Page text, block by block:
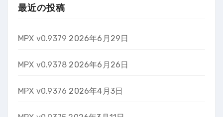
最近の投稿
MPX v0.9379 2026年6月29日
MPX v0.9378 2026年6月26日
MPX v0.9376 2026年4月3日